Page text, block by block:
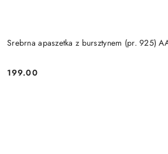
Srebrna apaszetka z bursztynem (pr. 925)
Cena:
199.00